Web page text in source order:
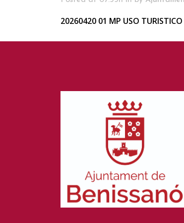
20260420 01 MP USO